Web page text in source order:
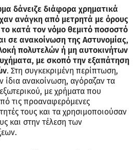
δάνειζε διάφορα χρηματικά
ανάγκη από μετρητά με όρους
κατά τον νόμο θεμιτό ποσοστό
σε ανακοίνωση της Αστυνομίας,
πολυτελών ή μη αυτοκινήτων
με σκοπό την εξαπάτηση
. Στη συγκεκριμένη περίπτωση,
ίδια ανακοίνωση, αγόραζαν τα
με χρήματα που
τις προαναφερόμενες
τους και τα χρησιμοποιούσαν
και στην τέλεση των